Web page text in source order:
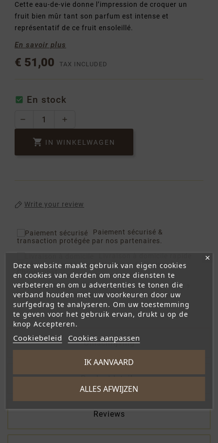
Cette eau-de-vie donne l’impression de croquer un
fruit bien mûr tant son parfum est intense et
représentatif de ce fruit ensoleillé.
En savoir plus
€ 51,00 TAX INCLUDED
 En stock
 IN WINKELWAGEN
Write your review
Paiement sécurisé &
transaction protégée par nos partenaires.
et sécurisée avec nos partenaires Colissimo &
Chronopost
A votre écoute :une question ?
Besoin d'un renseignement ? Contactez-nous .
Omschrijving
Productdetails
Reviews
Deze website maakt gebruik van eigen cookies
en cookies van derden om onze diensten te
verbeteren en om u advertenties te tonen die
verband houden met uw voorkeuren door uw
surfgedrag te analyseren. Om uw toestemming
te geven voor het gebruik ervan, drukt u op de
knop Accepteren.
Cookiebeleid Cookies aanpassen
ALLES AFWIJZEN
IK AANVAARD